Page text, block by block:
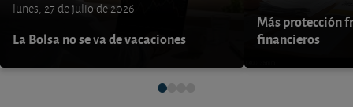
lunes, 27 de julio de 2026
La Bolsa no se va de vacaciones
Más protección
financieros